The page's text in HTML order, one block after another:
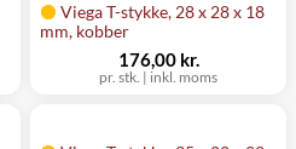
Viega T-stykke, 28 x 28 x 18
mm, kobber
pr. stk. | inkl. moms
176,00 kr.